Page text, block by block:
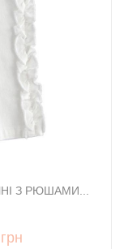
З РЮШАМИ...